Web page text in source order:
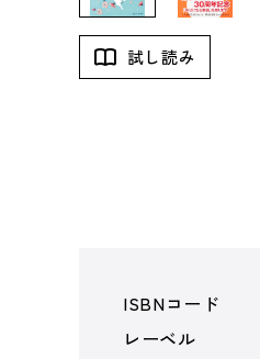
試し読み
ISBNコード
レーベル